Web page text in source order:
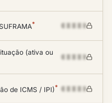
*
(ativa ou
de ICMS / IPI)*